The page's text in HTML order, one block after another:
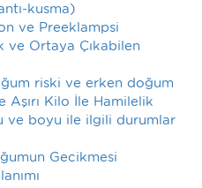
kusma)
ve Preeklampsi
ve Ortaya Çıkabilen
riski ve erken doğum
Aşırı Kilo İle Hamilelik
ve boyu ile ilgili durumlar
Gecikmesi